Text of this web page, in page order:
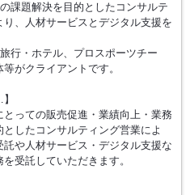
課題解決を目的としたコンサルテ
り、人材サービスとデジタル支援を
行・ホテル、プロスポーツチー
がクライアントです。
とっての販売促進・業績向上・業務
したコンサルティング営業によ
託や人材サービス・デジタル支援な
受託していただきます。